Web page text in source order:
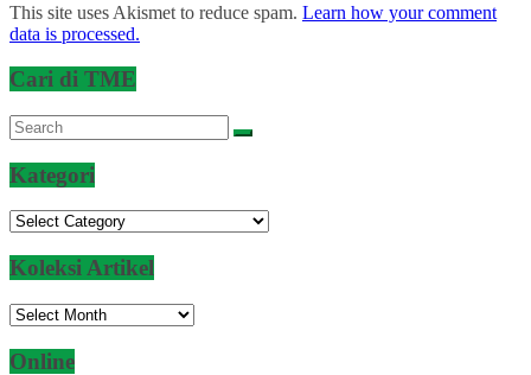
This site uses Akismet to reduce spam. Learn how your comment
data is processed.
Cari di TME
Kategori
Kategori
Koleksi Artikel
Koleksi
Online